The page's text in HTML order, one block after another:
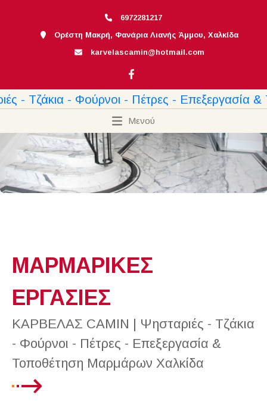
6972281217
Ορέστη Μακρή, Φανάρια Λιανής Άμμου, Χαλκίδα
karvelascamin@hotmail.com
Μενού
ΜΑΡΜΑΡΙΚΕΣ
ΕΡΓΑΣΙΕΣ
ΚΑΡΒΕΛΑΣ CAMIN | Ψησταριές - Τζάκια
- Φούρνοι - Πέτρες - Επεξεργασία &
Τοποθέτηση Μαρμάρων Χαλκίδα